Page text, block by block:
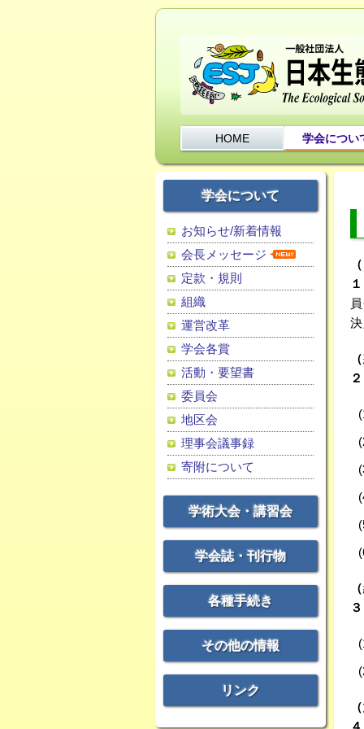
HOME 学会につい
学会について
お知らせ/新着情報
会長メッセージ
定款・規則
組織
運営改革
学会各賞
活動・要望書
委員会
地区会
理事会議事録
寄附について
学術大会・講習会
学会誌・刊行物
各種手続き
その他の情報
リンク